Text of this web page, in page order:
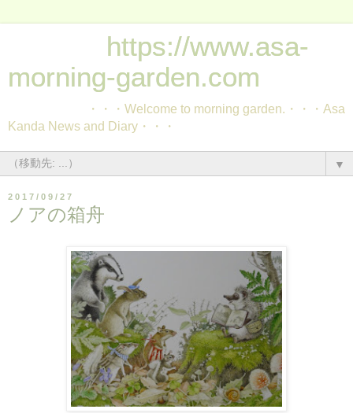
https://www.asa-
morning-garden.com
・・・Welcome to morning garden.・・・Asa
Kanda News and Diary・・・
▼
2017/09/27
ノアの箱舟